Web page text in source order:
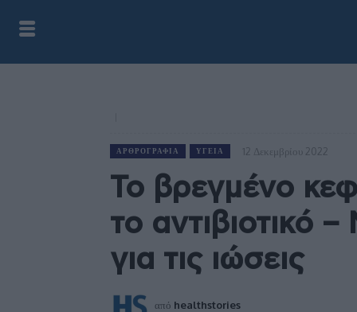
ΑΡΘΡΟΓΡΑΦΊΑ ΥΓΕΊΑ 12 Δεκεμβρίου 2022
Το βρεγμένο
το αντιβιοτικό
για τις ιώσεις
από healthstories